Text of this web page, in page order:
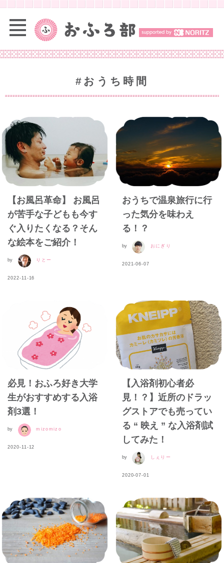
#おうち時間
【お風呂革命】 お風呂
が苦手な子どもも今す
ぐ入りたくなる？そん
な絵本をご紹介！
by りとー
2022-11-16
おうちで温泉旅行に行
った気分を味わえ
る！？
by おにぎり
2021-06-07
必見！おふろ好き大学
生がおすすめする入浴
剤3選！
by mizomizo
2020-11-12
【入浴剤初心者必
見！？】近所のドラッ
グストアでも売ってい
る “ 映え ” な入浴剤試
してみた！
by しぇりー
2020-07-01